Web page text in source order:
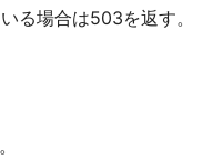
る場合は503を返す。